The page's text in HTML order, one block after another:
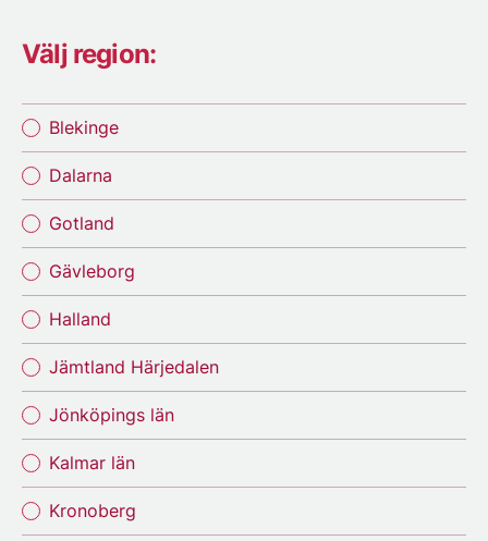
Välj region:
Blekinge
Dalarna
Gotland
Gävleborg
Halland
Jämtland Härjedalen
Jönköpings län
Kalmar län
Kronoberg